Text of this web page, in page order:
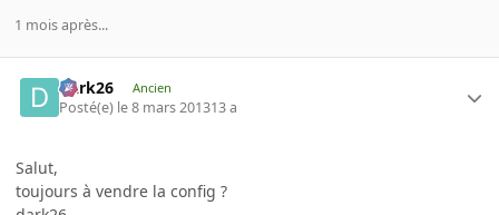
1 mois après...
Dark26 Ancien
Posté(e) le 8 mars 201313 a
Salut,
toujours à vendre la config ?